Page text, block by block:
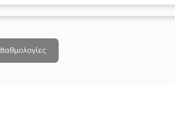
Βαθμολογίες